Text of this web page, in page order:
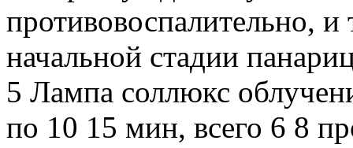
противовоспалительно,
начальной стадии
5 Лампа соллюкс
по 10 15 мин, всего 6 8